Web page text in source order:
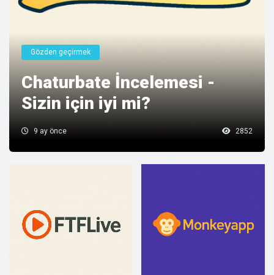
Gözden geçirmek
Chaturbate İncelemesi -
Sizin için iyi mi?
9 ay önce 2852